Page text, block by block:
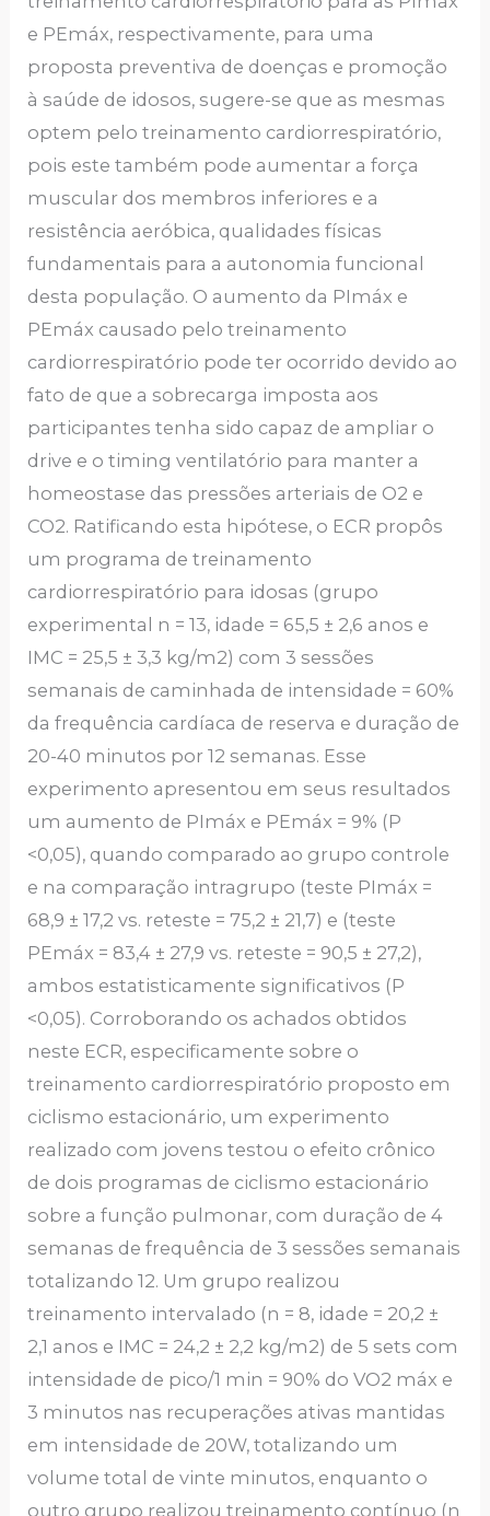
e PEmáx, respectivamente, para uma
proposta preventiva de doenças e promoção
à saúde de idosos, sugere-se que as mesmas
optem pelo treinamento cardiorrespiratório,
pois este também pode aumentar a força
muscular dos membros inferiores e a
resistência aeróbica, qualidades físicas
fundamentais para a autonomia funcional
desta população. O aumento da PImáx e
PEmáx causado pelo treinamento
cardiorrespiratório pode ter ocorrido devido ao
fato de que a sobrecarga imposta aos
participantes tenha sido capaz de ampliar o
drive e o timing ventilatório para manter a
homeostase das pressões arteriais de O2 e
CO2. Ratificando esta hipótese, o ECR propôs
um programa de treinamento
cardiorrespiratório para idosas (grupo
experimental n = 13, idade = 65,5 ± 2,6 anos e
IMC = 25,5 ± 3,3 kg/m2) com 3 sessões
semanais de caminhada de intensidade = 60%
da frequência cardíaca de reserva e duração de
20-40 minutos por 12 semanas. Esse
experimento apresentou em seus resultados
um aumento de PImáx e PEmáx = 9% (P
<0,05), quando comparado ao grupo controle
e na comparação intragrupo (teste PImáx =
68,9 ± 17,2 vs. reteste = 75,2 ± 21,7) e (teste
PEmáx = 83,4 ± 27,9 vs. reteste = 90,5 ± 27,2),
ambos estatisticamente significativos (P
<0,05). Corroborando os achados obtidos
neste ECR, especificamente sobre o
treinamento cardiorrespiratório proposto em
ciclismo estacionário, um experimento
realizado com jovens testou o efeito crônico
de dois programas de ciclismo estacionário
sobre a função pulmonar, com duração de 4
semanas de frequência de 3 sessões semanais
totalizando 12. Um grupo realizou
treinamento intervalado (n = 8, idade = 20,2 ±
2,1 anos e IMC = 24,2 ± 2,2 kg/m2) de 5 sets com
intensidade de pico/1 min = 90% do VO2 máx e
3 minutos nas recuperações ativas mantidas
em intensidade de 20W, totalizando um
volume total de vinte minutos, enquanto o
outro grupo realizou treinamento contínuo (n